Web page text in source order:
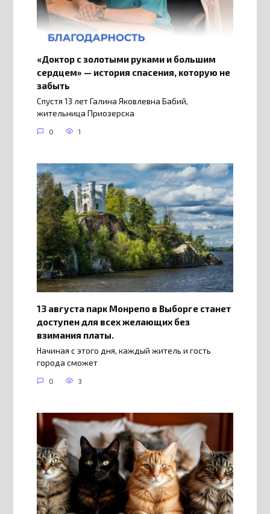
«Доктор с золотыми руками и большим
сердцем» — история спасения, которую не
забыть
Спустя 13 лет Галина Яковлевна Бабий,
жительница Приозерска
0 1
13 августа парк Монрепо в Выборге станет
доступен для всех желающих без
взимания платы.
Начиная с этого дня, каждый житель и гость
города сможет
0 3